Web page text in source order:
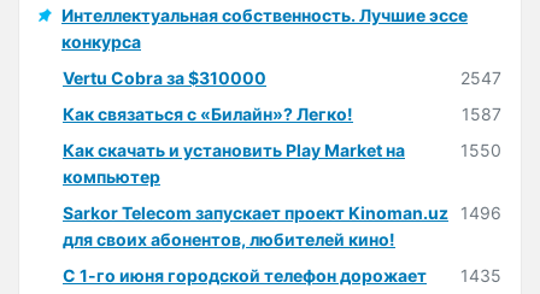
Интеллектуальная собственность. Лучшие эссе
конкурса
Vertu Cobra за $310000
2547
Как связаться с «Билайн»? Легко!
1587
Как скачать и установить Play Market на
компьютер
1550
Sarkor Telecom запускает проект Kinoman.uz
для своих абонентов, любителей кино!
1496
С 1-го июня городской телефон дорожает
1435